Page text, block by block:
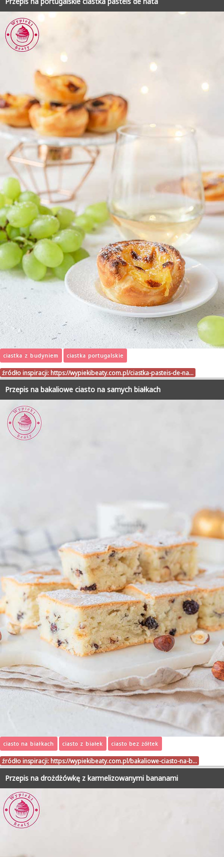
ciastka z budyniem ciastka portugalskie
źródło inspiracji: https://wypiekibeaty.com.pl/ciastka-pasteis-de-na…
Przepis na bakaliowe ciasto na samych białkach
ciasto na białkach ciasto z białek ciasto bez żółtek
źródło inspiracji: https://wypiekibeaty.com.pl/bakaliowe-ciasto-na-b…
Przepis na drożdżówkę z karmelizowanymi bananami